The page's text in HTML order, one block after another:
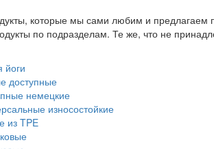
которые мы сами любим и предлагаем
по подразделам. Те же, что не
йоги
доступные
немецкие
износостойкие
из TPE